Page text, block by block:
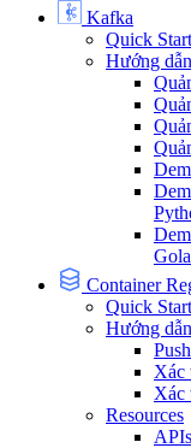
Kafka
Quick Start
Hướng dẫn
Container
Quick Start
Hướng dẫn
Xác
Xác
Resources
APIs